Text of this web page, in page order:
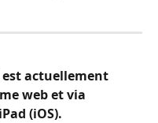
actuellement
web et via
(iOS).